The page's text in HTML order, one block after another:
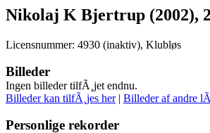
Nikolaj K Bjertrup (2002),
Licensnummer: 4930 (inaktiv), Klubløs
Billeder
Ingen billeder tilfÃ¸jet endnu.
Billeder kan tilfÃ¸jes her| Billeder af andre
Personlige rekorder